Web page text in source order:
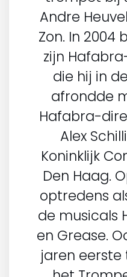
Andre
Zon. In 2004
zijn
die hij in
afrondde
Hafabra-
Alex
Koninklijk
Den Haag.
optredens
de musicals
en Grease.
jaren